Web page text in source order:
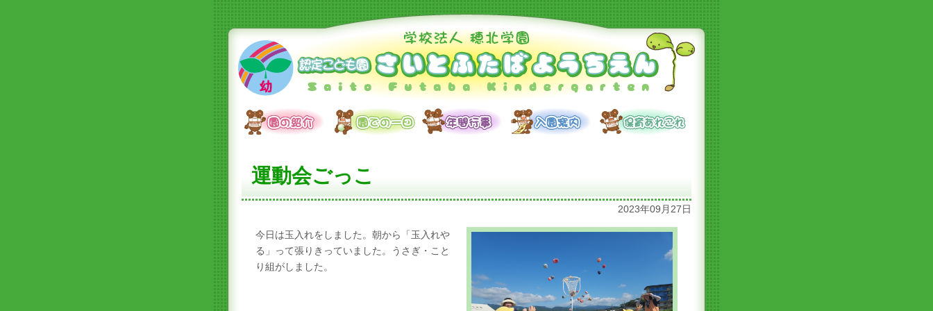
運動会ごっこ
2023年09月27日
今日は玉入れをしました。朝から「玉入れや
る」って張りきっていました。うさぎ・こと
り組がしました。